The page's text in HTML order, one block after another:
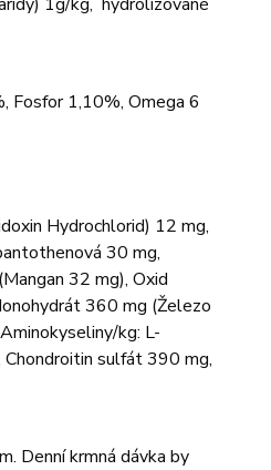
Fosfor 1,10%, Omega 6
Hydrochlorid) 12 mg,
30 mg,
32 mg), Oxid
360 mg (Železo
kg: L-
sulfát 390 mg,
Denní krmná dávka by